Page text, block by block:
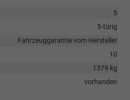
5
5-türig
Fahrzeuggarantie vom Hersteller
10
1379 kg
vorhanden